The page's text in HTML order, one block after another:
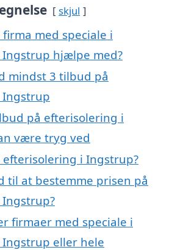
skjul
med speciale i
hjælpe med?
mindst 3 tilbud på
på efterisolering i
være tryg ved
efterisolering i Ingstrup?
til at bestemme prisen på
firmaer med speciale i
eller hele